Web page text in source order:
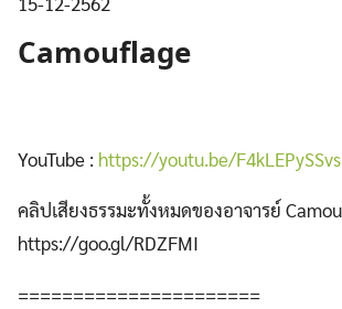
Camouflage
YouTube : https://youtu.be/F4kLEPySSvs
คลิปเสียงธรรมะทั้งหมดของอาจารย์
https://goo.gl/RDZFMI
======================